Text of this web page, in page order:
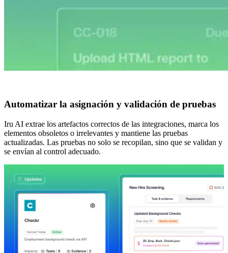
Automatizar la asignación y validación de pruebas
Iru AI extrae los artefactos correctos de las integraciones, marca los
elementos obsoletos o irrelevantes y mantiene las pruebas
actualizadas. Las pruebas no solo se recopilan, sino que se validan y
se envían al control adecuado.